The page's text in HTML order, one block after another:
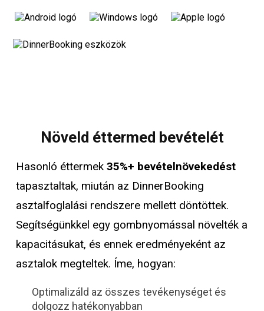
Növeld éttermed bevételét
Hasonló éttermek 35%+ bevételnövekedést
tapasztaltak, miután az DinnerBooking
asztalfoglalási rendszere mellett döntöttek.
Segítségünkkel egy gombnyomással növelték a
kapacitásukat, és ennek eredményeként az
asztalok megteltek. Íme, hogyan:
Optimalizáld az összes tevékenységet és
dolgozz hatékonyabban